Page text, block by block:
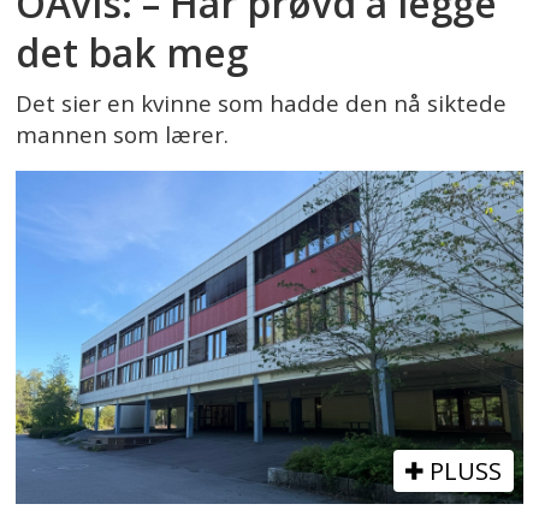
det bak meg
Det sier en kvinne som hadde den nå siktede
mannen som lærer.
PLUSS